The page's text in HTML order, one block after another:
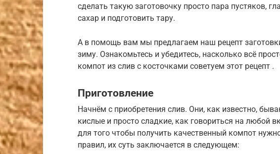
сделать такую заготовочку просто пара пустяков,
сахар и подготовить тару.
А в помощь вам мы предлагаем наш рецепт
зиму. Ознакомьтесь и убедитесь, насколько всё
компот из слив с косточками советуем этот рецепт .
Приготовление
Начнём с приобретения слив. Они, как известно,
кислые и просто сладкие, как говориться на любой
для того чтобы получить качественный компот
правил, их суть заключается в следующем: